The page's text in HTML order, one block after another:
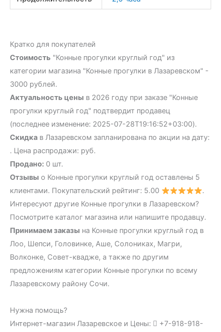
Кратко для покупателей
Стоимость "Конные прогулки круглый год" из
категории магазина "Конные прогулки в Лазаревском" -
3000 рублей.
Актуальность цены в 2026 году при заказе "Конные
прогулки круглый год" подтвердит продавец
(последнее изменение: 2025-07-28T19:16:52+03:00).
Скидка в Лазаревском запланирована по акции на дату:
. Цена распродажи: руб.
Продано: 0 шт.
Отзывы о Конные прогулки круглый год оставлены 5
клиентами. Покупательский рейтинг: 5.00
.
Интересуют другие Конные прогулки в Лазаревском?
Посмотрите каталог магазина или напишите продавцу.
Принимаем заказы на Конные прогулки круглый год в
Лоо, Шепси, Головинке, Аше, Солониках, Магри,
Волконке, Совет-квадже, а также по другим
предложениям категории Конные прогулки по всему
Лазаревскому району Сочи.
Нужна помощь?
Интернет-магазин Лазаревское и Цены:
+7-918-918-